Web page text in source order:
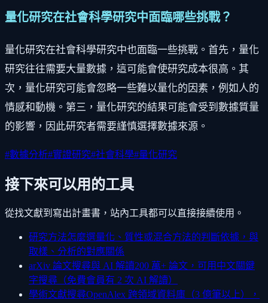
量化研究在社會科學研究中面臨哪些挑戰？
量化研究在社會科學研究中也面臨一些挑戰。首先，量化
研究往往需要大量數據，這可能會使研究成本很高。其
次，量化研究可能會忽略一些難以量化的因素，例如人的
情感和動機。第三，量化研究的結果可能會受到數據質量
的影響，因此研究者需要謹慎選擇數據來源。
#數據分析#實證研究#社會科學#量化研究
接下來可以用的工具
從找文獻到寫出計畫書，站內工具都可以直接接續使用。
研究方法怎麼選量化、質性或混合方法的判斷依據，與
取樣、分析的對應關係
arXiv 論文搜尋與 AI 解讀200 萬+ 論文，可用中文關鍵
字搜尋（免費會員有 2 次 AI 解讀）
學術文獻搜尋OpenAlex 跨領域資料庫（3 億筆以上），